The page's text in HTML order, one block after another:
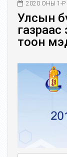
2020 ОНЫ 1-
Улсын
тоон